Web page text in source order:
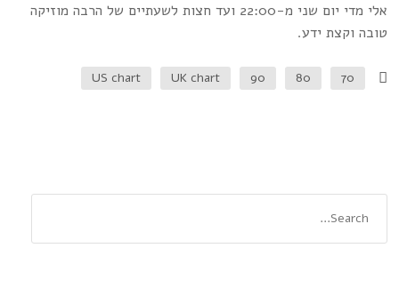
אלי מדי יום שני מ-22:00 ועד חצות לשעתיים של הרבה מוזיקה
טובה וקצת ידע.
70
80
90
UK chart
US chart